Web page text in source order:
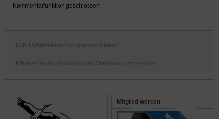
Kommentarfunktion geschlossen
NABU Arbeitseinsatz "Im untersten Dieters"
Pflegevertrag für Grundstück am Blütenhang unterzeichnet
Mitglied werden